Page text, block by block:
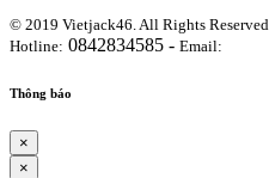
© 2019 Vietjack46. All Rights Reserved
Hotline: 0842834585 - Email:
Thông báo
×
×